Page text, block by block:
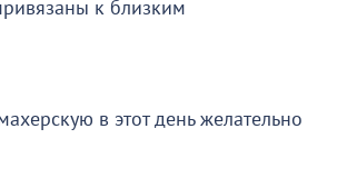
к близким
в этот день желательно